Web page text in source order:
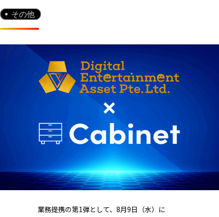
その他
業務提携の第1弾として、8月9日（水）に